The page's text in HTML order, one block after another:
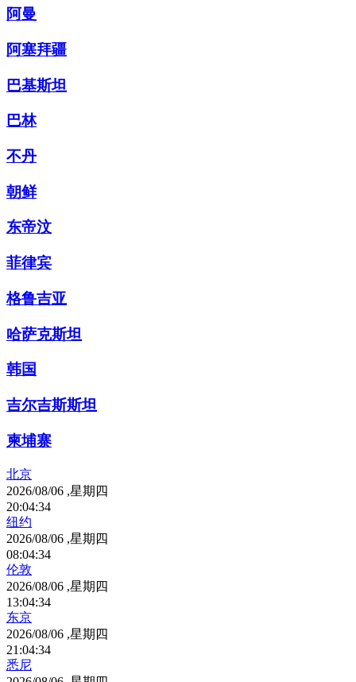
阿曼
阿塞拜疆
巴基斯坦
巴林
不丹
朝鲜
东帝汶
菲律宾
格鲁吉亚
哈萨克斯坦
韩国
吉尔吉斯斯坦
柬埔寨
北京
2026/08/06 ,星期四
20:04:34
纽约
2026/08/06 ,星期四
08:04:34
伦敦
2026/08/06 ,星期四
13:04:34
东京
2026/08/06 ,星期四
21 :04:34
悉尼